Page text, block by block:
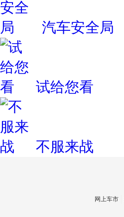
汽车安全局
试给您看
不服来战
网上车市